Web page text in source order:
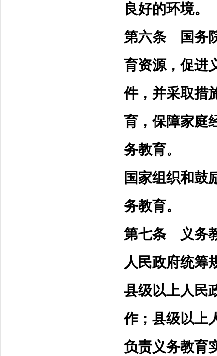
良好的环境。
第六条 国务
育资源，促进
件，并采取措
育，保障家庭
务教育。
国家组织和鼓
务教育。
第七条 义务
人民政府统筹
县级以上人民
作；县级以上
负责义务教育